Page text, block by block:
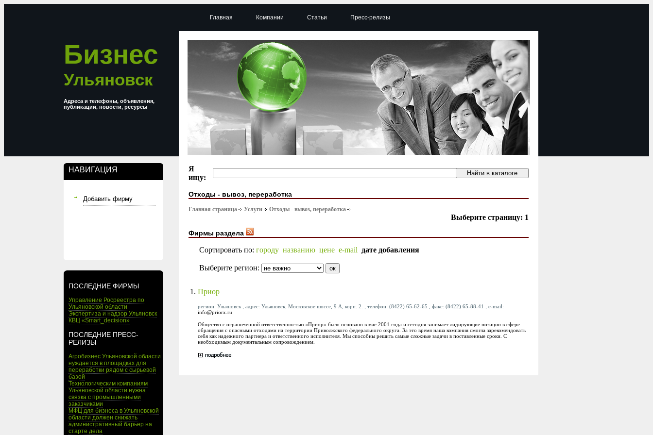
Бизнес
Ульяновск
Адреса и телефоны, объявления,
публикации, новости, ресурсы
НАВИГАЦИЯ
Добавить фирму
ПОСЛЕДНИЕ ФИРМЫ
Управление Росреестра по
Ульяновской области
Экспертиза и надзор Ульяновск
КВЦ «Smart_decision»
ПОСЛЕДНИЕ ПРЕСС-
РЕЛИЗЫ
Агробизнес Ульяновской области
нуждается в площадках для
переработки рядом с сырьевой
базой
Технологическим компаниям
Ульяновской области нужна
связка с промышленными
заказчиками
МФЦ для бизнеса в Ульяновской
области должен снижать
административный барьер на
старте дела
Главная Компании Статьи Пресс-релизы
Я
ищу:
Отходы - вывоз, переработка
Главная страница Услуги Отходы - вывоз, переработка
Выберите страницу: 1
Фирмы раздела
Сортировать по: городу названию цене e-mail дате добавления
Выберите регион:
1. Приор
регион: Ульяновск , адрес: Ульяновск, Московское шоссе, 9 А, корп. 2. , телефон: (8422) 65-62-65 , факс: (8422) 65-88-41 , e-mail:
info@priorx.ru
Общество с ограниченной ответственностью «Приор» было основано в мае 2001 года и сегодня занимает лидирующие позиции в сфере
обращения с опасными отходами на территории Приволжского федерального округа. За это время наша компания смогла зарекомендовать
себя как надежного партнера и ответственного исполнителя. Мы способны решить самые сложные задачи в поставленные сроки. С
необходимым документальным сопровождением.